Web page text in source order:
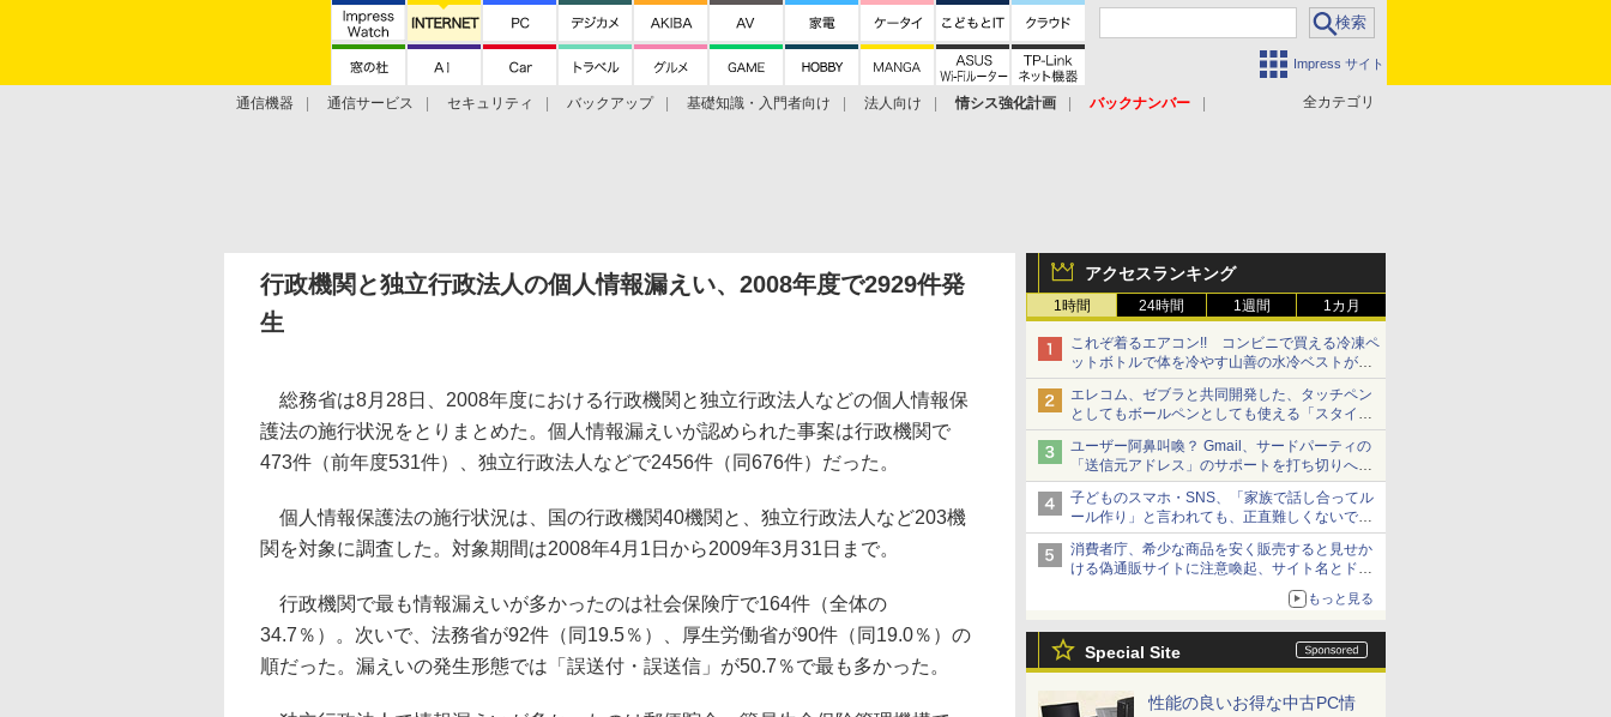
Impress サイト
全カテゴリ
通信機器 通信サービス セキュリティ バックアップ 基礎知識・入門者向け 法人向け 情シス強化計画
バックナンバー
アクセスランキング
1時間 24時間 1週間 1カ月
これぞ着るエアコン!! コンビニで買える冷凍ペ
ットボトルで体を冷やす山善の水冷ベストがロ
ードバイクにちょうどいい【ぼっち・ざ・ろー
ど！その14】【空いた時間でなにしてる？】
エレコム、ゼブラと共同開発した、タッチペン
としてもボールペンとしても使える「スタイラ
スツーウェイ」発売 iPadにも紙にも、持ち替
えずに書き込める
ユーザー阿鼻叫喚？ Gmail、サードパーティの
「送信元アドレス」のサポートを打ち切りへ
【やじうまWatch】
子どものスマホ・SNS、「家族で話し合ってル
ール作り」と言われても、正直難しくないです
か？ 「16歳になった瞬間にSNSデビューする
方が怖い」という上沼紫野弁護士にヒントを聞
く
消費者庁、希少な商品を安く販売すると見せか
ける偽通販サイトに注意喚起、サイト名とドメ
もっと見る
Special Site
性能の良いお得な中古PC情
行政機関と独立行政法人の個人情報漏えい、2008年度で2929件発
生
総務省は8月28日、2008年度における行政機関と独立行政法人などの個人情報保
護法の施行状況をとりまとめた。個人情報漏えいが認められた事案は行政機関で
473件（前年度531件）、独立行政法人などで2456件（同676件）だった。
個人情報保護法の施行状況は、国の行政機関40機関と、独立行政法人など203機
関を対象に調査した。対象期間は2008年4月1日から2009年3月31日まで。
行政機関で最も情報漏えいが多かったのは社会保険庁で164件（全体の
34.7％）。次いで、法務省が92件（同19.5％）、厚生労働省が90件（同19.0％）の
順だった。漏えいの発生形態では「誤送付・誤送信」が50.7％で最も多かった。